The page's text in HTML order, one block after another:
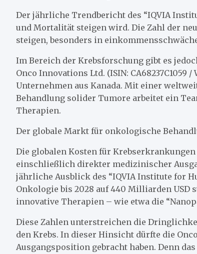
Der jährliche Trendbericht des “IQVIA
und Mortalität steigen wird. Die Zahl der
steigen, besonders in
Im Bereich der Krebsforschung gibt es
Onco Innovations Ltd. (ISIN: CA68237C1059
Unternehmen aus Kanada. Mit einer
Behandlung solider Tumore arbeitet ein
Therapien.
Der globale Markt für onkologische
Die globalen Kosten für
einschließlich direkter medizinischer
jährliche Ausblick des “IQVIA Institute for
Onkologie bis 2028 auf 440 Milliarden
innovative Therapien – wie etwa die
Diese Zahlen unterstreichen die
den Krebs. In dieser Hinsicht dürfte die
Ausgangsposition gebracht haben. Denn